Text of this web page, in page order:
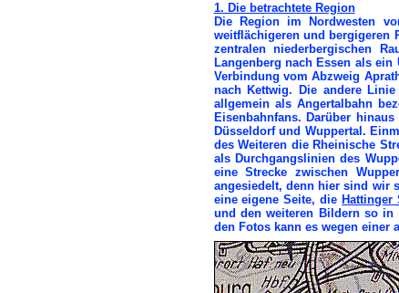
1. Die betrachtete Region
Die Region im Nordwesten
weitflächigeren und bergigeren
zentralen niederbergischen
Langenberg nach Essen als
Verbindung vom Abzweig
nach Kettwig. Die andere
allgemein als Angertalbahn
Eisenbahnfans. Darüber
Düsseldorf und Wuppertal.
des Weiteren die Rheinische
als Durchgangslinien des
eine Strecke zwischen
angesiedelt, denn hier sind wir
eine eigene Seite, die Hattinger
und den weiteren Bildern so in
den Fotos kann es wegen einer